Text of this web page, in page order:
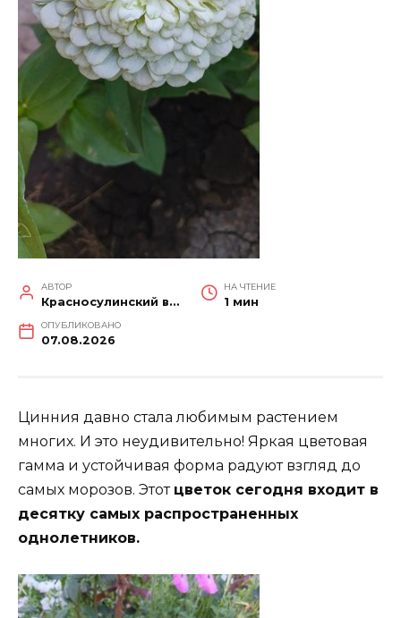
АВТОР
Красносулинский вестник
НА ЧТЕНИЕ
1 мин
ОПУБЛИКОВАНО
07.08.2026
Цинния давно стала любимым растением
многих. И это неудивительно! Яркая цветовая
гамма и устойчивая форма радуют взгляд до
самых морозов. Этот цветок сегодня входит в
десятку самых распространенных
однолетников.